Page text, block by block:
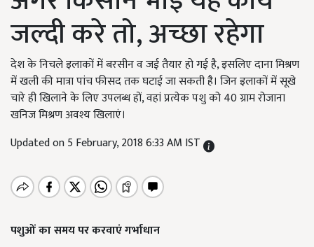
जल्दी करे तो, अच्छा रहेगा
देश के निचले इलाकों में बरसीन व जई तैयार हो गई है, इसलिए दाना मिश्रण
में खली की मात्रा पांच फीसद तक घटाई जा सकती है। जिन इलाकों में सूखे
चारे ही खिलाने के लिए उपलब्ध हों, वहां प्रत्येक पशु को 40 ग्राम रोजाना
खनिज मिश्रण अवश्य खिलाएं।
Updated on 5 February, 2018 6:33 AM IST
पशुओं का समय पर करवाएं गर्भाधान